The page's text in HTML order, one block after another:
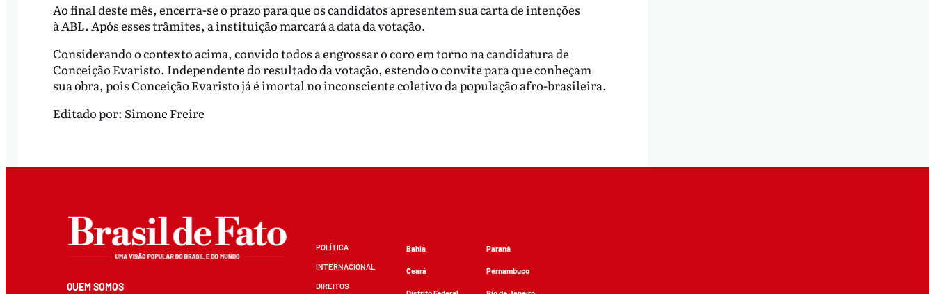
Ao final deste mês, encerra-se o prazo para que os candidatos apresentem sua carta de intenções
à ABL. Após esses trâmites, a instituição marcará a data da votação.
Considerando o contexto acima, convido todos a engrossar o coro em torno na candidatura de
Conceição Evaristo. Independente do resultado da votação, estendo o convite para que conheçam
sua obra, pois Conceição Evaristo já é imortal no inconsciente coletivo da população afro-brasileira.
Editado por: Simone Freire
QUEM SOMOS
POLÍTICA
INTERNACIONAL
DIREITOS
Bahia
Ceará
Paraná
Pernambuco